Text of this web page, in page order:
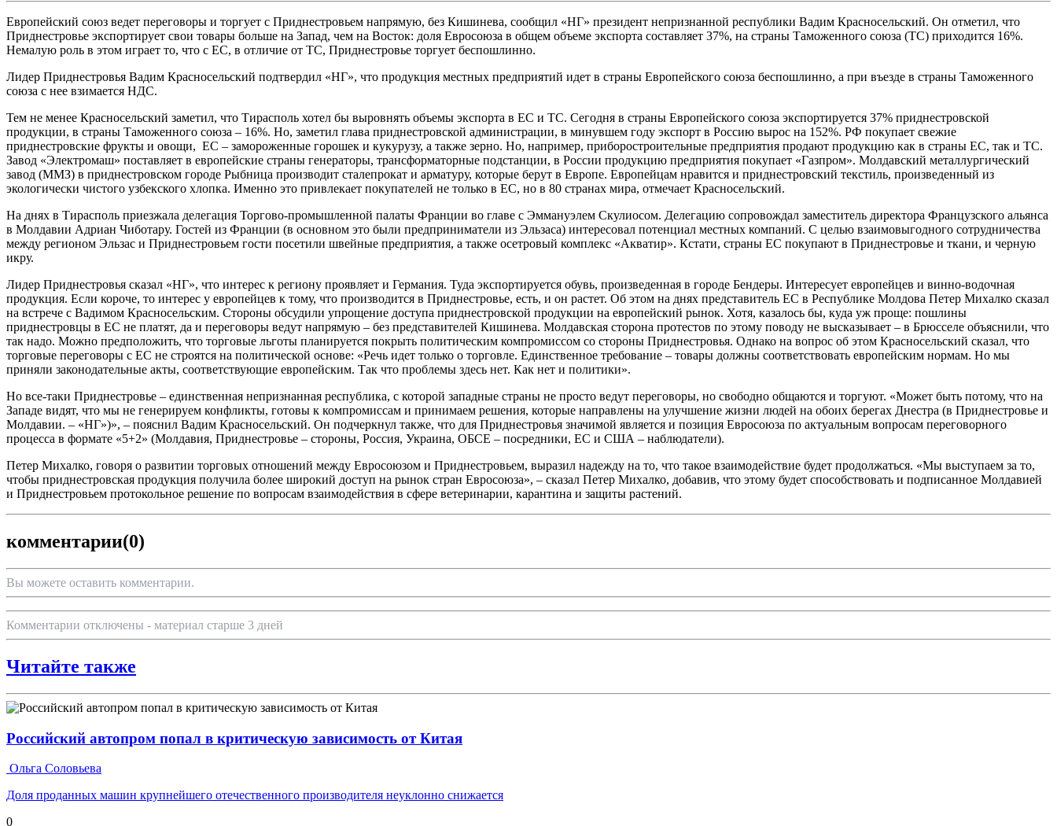
Европейский союз ведет переговоры и торгует с Приднестровьем напрямую, без Кишинева, сообщил «НГ» президент непризнанной республики Вадим Красносельский. Он отметил, что
Приднестровье экспортирует свои товары больше на Запад, чем на Восток: доля Евросоюза в общем объеме экспорта составляет 37%, на страны Таможенного союза (ТС) приходится 16%.
Немалую роль в этом играет то, что с ЕС, в отличие от ТС, Приднестровье торгует беспошлинно.
Лидер Приднестровья Вадим Красносельский подтвердил «НГ», что продукция местных предприятий идет в страны Европейского союза беспошлинно, а при въезде в страны Таможенного
союза с нее взимается НДС.
Тем не менее Красносельский заметил, что Тирасполь хотел бы выровнять объемы экспорта в ЕС и ТС. Сегодня в страны Европейского союза экспортируется 37% приднестровской
продукции, в страны Таможенного союза – 16%. Но, заметил глава приднестровской администрации, в минувшем году экспорт в Россию вырос на 152%. РФ покупает свежие
приднестровские фрукты и овощи, ЕС – замороженные горошек и кукурузу, а также зерно. Но, например, приборостроительные предприятия продают продукцию как в страны ЕС, так и ТС.
Завод «Электромаш» поставляет в европейские страны генераторы, трансформаторные подстанции, в России продукцию предприятия покупает «Газпром». Молдавский металлургический
завод (ММЗ) в приднестровском городе Рыбница производит сталепрокат и арматуру, которые берут в Европе. Европейцам нравится и приднестровский текстиль, произведенный из
экологически чистого узбекского хлопка. Именно это привлекает покупателей не только в ЕС, но в 80 странах мира, отмечает Красносельский.
На днях в Тирасполь приезжала делегация Торгово-промышленной палаты Франции во главе с Эммануэлем Скулиосом. Делегацию сопровождал заместитель директора Французского альянса
в Молдавии Адриан Чиботару. Гостей из Франции (в основном это были предприниматели из Эльзаса) интересовал потенциал местных компаний. С целью взаимовыгодного сотрудничества
между регионом Эльзас и Приднестровьем гости посетили швейные предприятия, а также осетровый комплекс «Акватир». Кстати, страны ЕС покупают в Приднестровье и ткани, и черную
икру.
Лидер Приднестровья сказал «НГ», что интерес к региону проявляет и Германия. Туда экспортируется обувь, произведенная в городе Бендеры. Интересует европейцев и винно-водочная
продукция. Если короче, то интерес у европейцев к тому, что производится в Приднестровье, есть, и он растет. Об этом на днях представитель ЕС в Республике Молдова Петер Михалко сказал
на встрече с Вадимом Красносельским. Стороны обсудили упрощение доступа приднестровской продукции на европейский рынок. Хотя, казалось бы, куда уж проще: пошлины
приднестровцы в ЕС не платят, да и переговоры ведут напрямую – без представителей Кишинева. Молдавская сторона протестов по этому поводу не высказывает – в Брюсселе объяснили, что
так надо. Можно предположить, что торговые льготы планируется покрыть политическим компромиссом со стороны Приднестровья. Однако на вопрос об этом Красносельский сказал, что
торговые переговоры с ЕС не строятся на политической основе: «Речь идет только о торговле. Единственное требование – товары должны соответствовать европейским нормам. Но мы
приняли законодательные акты, соответствующие европейским. Так что проблемы здесь нет. Как нет и политики».
Но все-таки Приднестровье – единственная непризнанная республика, с которой западные страны не просто ведут переговоры, но свободно общаются и торгуют. «Может быть потому, что на
Западе видят, что мы не генерируем конфликты, готовы к компромиссам и принимаем решения, которые направлены на улучшение жизни людей на обоих берегах Днестра (в Приднестровье и
Молдавии. – «НГ»)», – пояснил Вадим Красносельский. Он подчеркнул также, что для Приднестровья значимой является и позиция Евросоюза по актуальным вопросам переговорного
процесса в формате «5+2» (Молдавия, Приднестровье – стороны, Россия, Украина, ОБСЕ – посредники, ЕС и США – наблюдатели).
Петер Михалко, говоря о развитии торговых отношений между Евросоюзом и Приднестровьем, выразил надежду на то, что такое взаимодействие будет продолжаться. «Мы выступаем за то,
чтобы приднестровская продукция получила более широкий доступ на рынок стран Евросоюза», – сказал Петер Михалко, добавив, что этому будет способствовать и подписанное Молдавией
и Приднестровьем протокольное решение по вопросам взаимодействия в сфере ветеринарии, карантина и защиты растений.
комментарии(0)
Вы можете оставить комментарии.
Комментарии отключены - материал старше 3 дней
Читайте также
Российский автопром попал в критическую зависимость от Китая
Ольга Соловьева
Доля проданных машин крупнейшего отечественного производителя неуклонно снижается
0